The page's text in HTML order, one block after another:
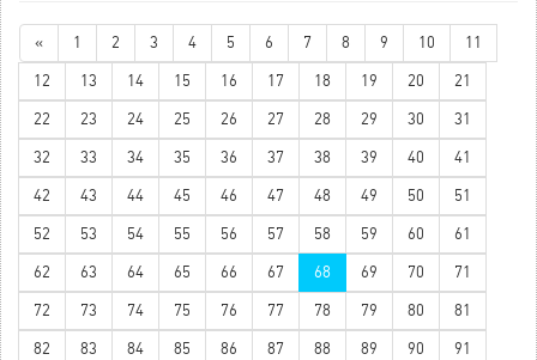
« 1 2 3 4 5 6 7 8 9 10 11
12 13 14 15 16 17 18 19 20 21
22 23 24 25 26 27 28 29 30 31
32 33 34 35 36 37 38 39 40 41
42 43 44 45 46 47 48 49 50 51
52 53 54 55 56 57 58 59 60 61
62 63 64 65 66 67 68 69 70 71
72 73 74 75 76 77 78 79 80 81
82 83 84 85 86 87 88 89 90 91